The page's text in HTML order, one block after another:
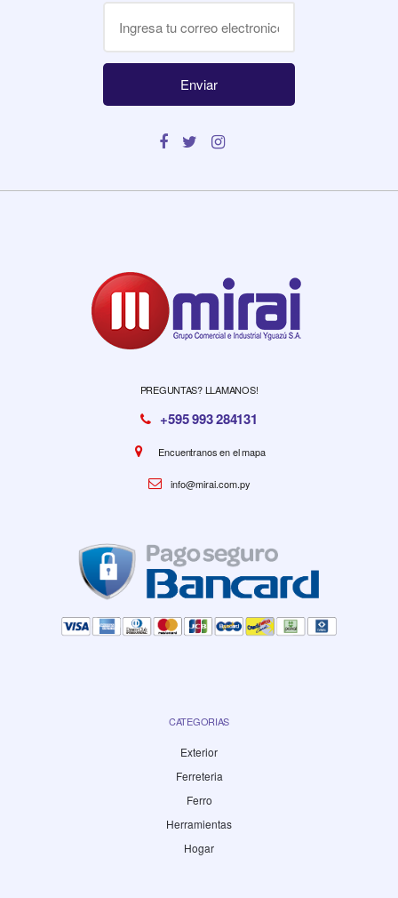
Enviar
PREGUNTAS? LLAMANOS!
+595 993 284131
Encuentranos en el mapa
info@mirai.com.py
CATEGORIAS
Exterior
Ferreteria
Ferro
Herramientas
Hogar